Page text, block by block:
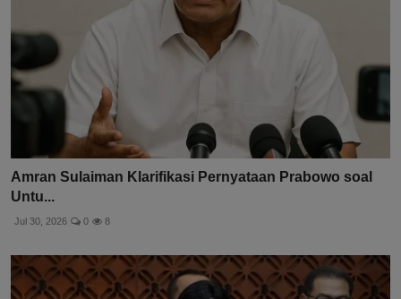
Amran Sulaiman Klarifikasi Pernyataan Prabowo soal
Untu...
Jul 30, 2026 0 8